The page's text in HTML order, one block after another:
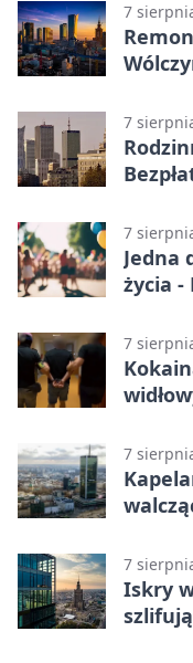
7
7
7
Jedna
życia -
7
7
7
Iskry